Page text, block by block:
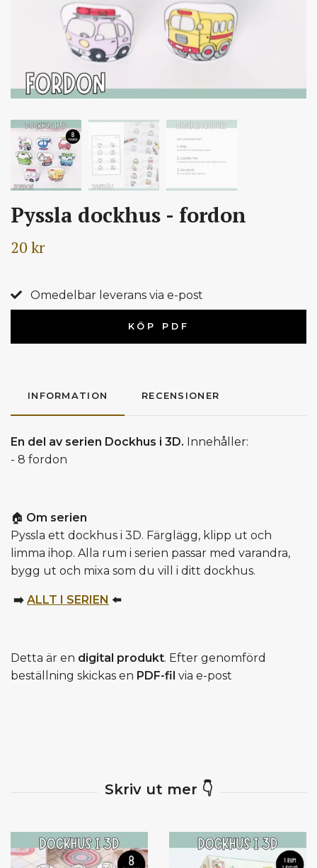
Pyssla dockhus - fordon
20 kr
Omedelbar leverans via e-post
KÖP PDF
INFORMATION RECENSIONER
En del av serien Dockhus i 3D. Innehåller:
- 8 fordon
🏠 Om serien
Pyssla ett dockhus i 3D. Färglägg, klipp ut och
limma ihop. Alla rum i serien passar med varandra,
bygg ut och mixa som du vill i ditt dockhus.
➡️ ALLT I SERIEN ⬅️
Detta är en digital produkt. Efter genomförd
beställning skickas en PDF-fil via e-post